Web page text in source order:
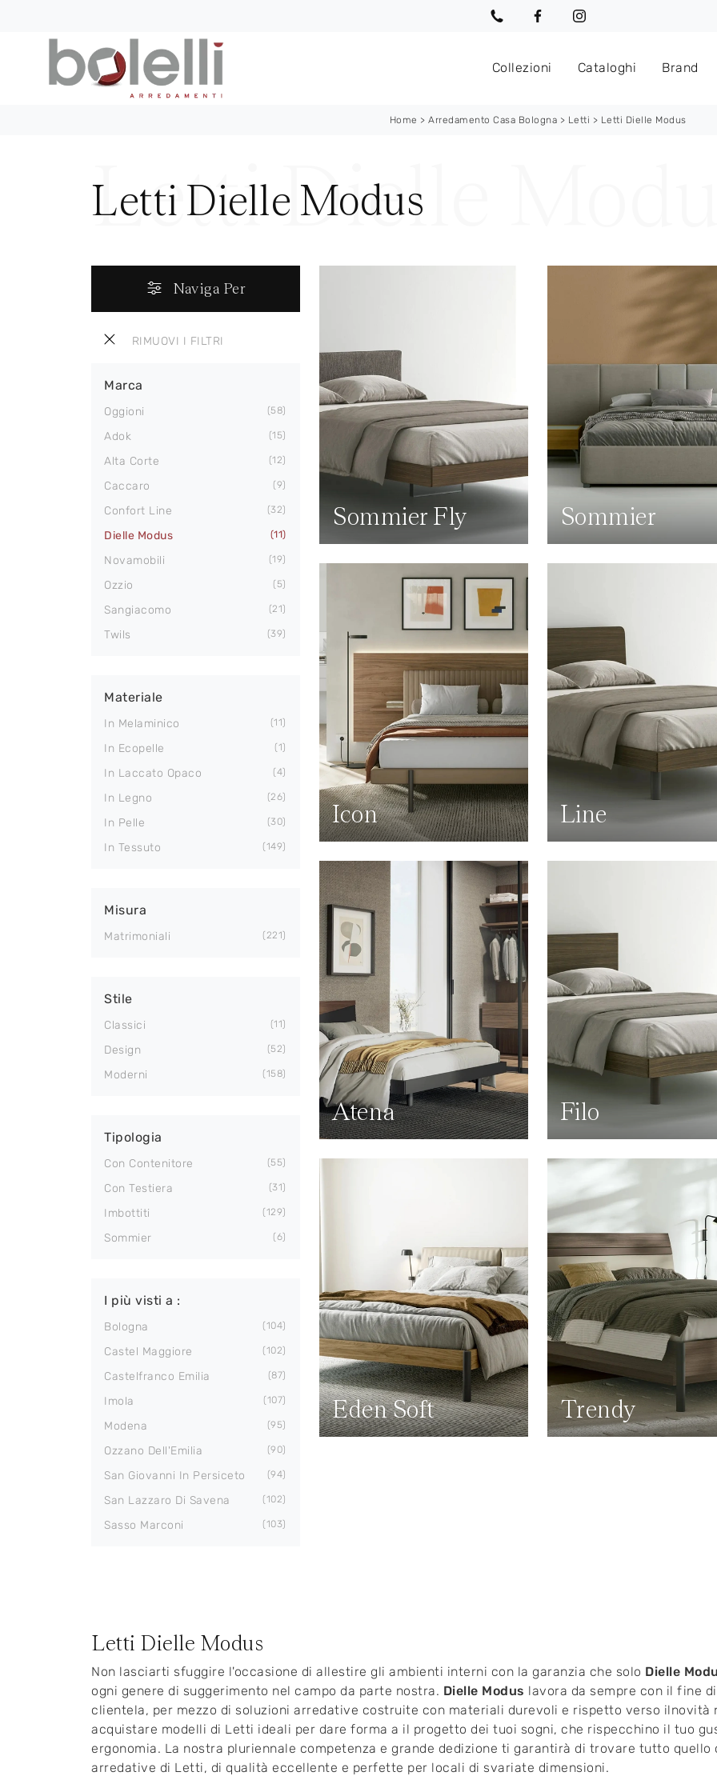
Collezioni Cataloghi Brand
Home > Arredamento Casa Bologna > Letti > Letti Dielle Modus
Letti Dielle Modus
Naviga Per
RIMUOVI I FILTRI
Marca
Oggioni 58
Adok 15
Alta Corte 12
Caccaro 9
Confort Line 32
Dielle Modus 11
Novamobili 19
Ozzio 5
Sangiacomo 21
Twils 39
Materiale
In Melaminico 11
In Ecopelle 1
In Laccato Opaco 4
In Legno 26
In Pelle 30
In Tessuto 149
Misura
Matrimoniali 221
Stile
Classici 11
Design 52
Moderni 158
Tipologia
Con Contenitore 55
Con Testiera 31
Imbottiti 129
Sommier 6
I più visti a :
Bologna 104
Castel Maggiore 102
Castelfranco Emilia 87
Imola 107
Modena 95
Ozzano Dell'Emilia 90
San Giovanni In Persiceto 94
San Lazzaro Di Savena 102
Sasso Marconi 103
Sommier Fly Sommier
Icon Line
Atena Filo
Eden Soft Trendy
Letti Dielle Modus
Non lasciarti sfuggire l'occasione di allestire gli ambienti interni con la garanzia che solo Dielle
ogni genere di suggerimento nel campo da parte nostra. Dielle Modus lavora da sempre con il fine
clientela, per mezzo di soluzioni arredative costruite con materiali durevoli e rispetto verso ilnovità
acquistare modelli di Letti ideali per dare forma a il progetto dei tuoi sogni, che rispecchino il tuo
ergonomia. La nostra pluriennale competenza e grande dedizione ti garantirà di trovare tutto
arredative di Letti, di qualità eccellente e perfette per locali di svariate dimensioni.